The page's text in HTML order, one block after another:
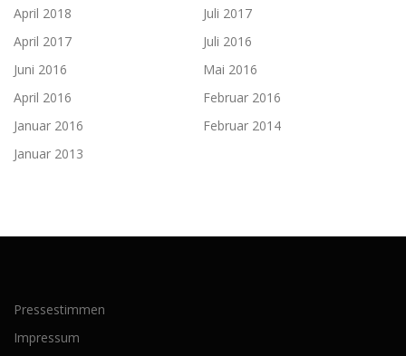
April 2018
Juli 2017
April 2017
Juli 2016
Juni 2016
Mai 2016
April 2016
Februar 2016
Januar 2016
Februar 2014
Januar 2013
Pressestimmen
Impressum